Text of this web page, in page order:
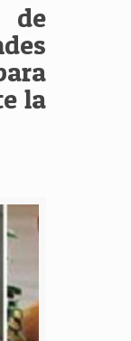
de
la